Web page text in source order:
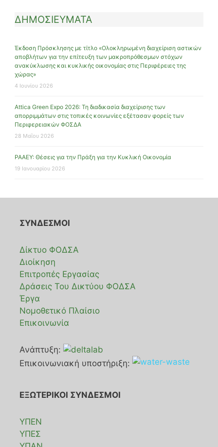
ΔΗΜΟΣΙΕΥΜΑΤΑ
Έκδοση Πρόσκλησης με τίτλο «Ολοκληρωμένη διαχείριση αστικών
αποβλήτων για την επίτευξη των μακροπρόθεσμων στόχων
ανακύκλωσης και κυκλικής οικονομίας στις Περιφέρειες της
χώρας»
4 Ιουνίου 2026
Attica Green Expo 2026: Τη διαδικασία διαχείρισης των
απορριμμάτων στις τοπικές κοινωνίες εξέτασαν φορείς των
Περιφερειακών ΦΟΣΔΑ
28 Μαΐου 2026
ΡΑΑΕΥ: Θέσεις για την Πράξη για την Κυκλική Οικονομία
19 Ιανουαρίου 2026
ΣΥΝΔΕΣΜΟΙ
Δίκτυο ΦΟΔΣΑ
Διοίκηση
Επιτροπές Εργασίας
Δράσεις Του Δικτύου ΦΟΔΣΑ
Έργα
Νομοθετικό Πλαίσιο
Επικοινωνία
Ανάπτυξη:
Επικοινωνιακή υποστήριξη:
ΕΞΩΤΕΡΙΚΟΙ ΣΥΝΔΕΣΜΟΙ
ΥΠΕΝ
ΥΠΕΣ